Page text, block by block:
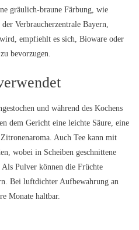
gräulich-braune Färbung, wie
Verbraucherzentrale Bayern,
empfiehlt es sich, Bioware oder
bevorzugen.
und während des Kochens
dem Gericht eine leichte Säure, eine
Auch Tee kann mit
wobei in Scheiben geschnittene
Pulver können die Früchte
Bei luftdichter Aufbewahrung an
Monate haltbar.